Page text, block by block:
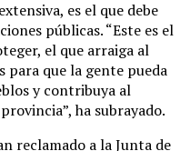
es el que debe
públicas. “Este es el
el que arraiga al
que la gente pueda
y contribuya al
ha subrayado.
reclamado a la Junta de